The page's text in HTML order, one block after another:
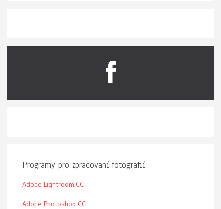
Programy pro zpracovaní fotografií
Adobe Lightroom CC
Adobe Photoshop CC